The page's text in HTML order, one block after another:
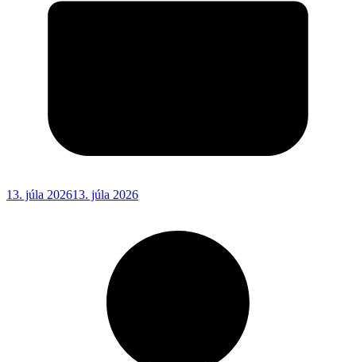
13. júla 202613. júla 2026